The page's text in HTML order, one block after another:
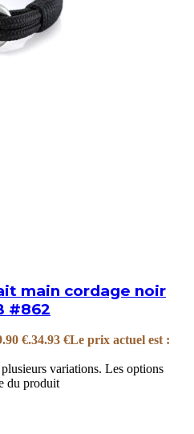
main cordage noir
#862
€.34.93 €Le prix actuel est :
variations. Les options
du produit